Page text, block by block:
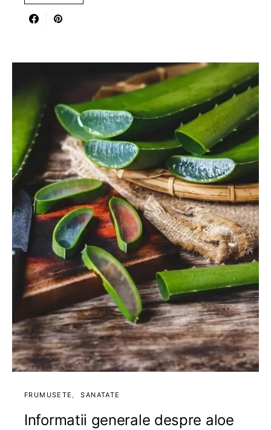
FRUMUSETE SANATATE
Informatii generale despre aloe